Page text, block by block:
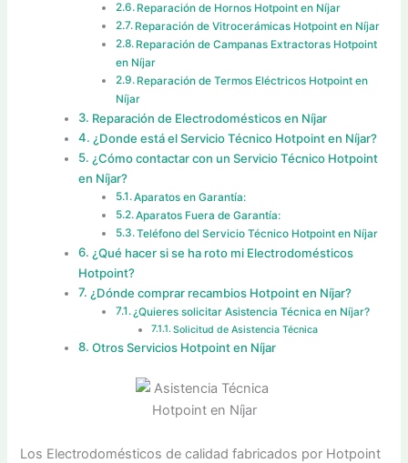
Reparación de Hornos Hotpoint en Níjar
Reparación de Vitrocerámicas Hotpoint en Níjar
Reparación de Campanas Extractoras Hotpoint
en Níjar
Reparación de Termos Eléctricos Hotpoint en
Níjar
Reparación de Electrodomésticos en Níjar
¿Donde está el Servicio Técnico Hotpoint en Níjar?
¿Cómo contactar con un Servicio Técnico Hotpoint
en Níjar?
Aparatos en Garantía:
Aparatos Fuera de Garantía:
Teléfono del Servicio Técnico Hotpoint en Níjar
¿Qué hacer si se ha roto mi Electrodomésticos
Hotpoint?
¿Dónde comprar recambios Hotpoint en Níjar?
¿Quieres solicitar Asistencia Técnica en Níjar?
Solicitud de Asistencia Técnica
Otros Servicios Hotpoint en Níjar
Los Electrodomésticos de calidad fabricados por Hotpoint